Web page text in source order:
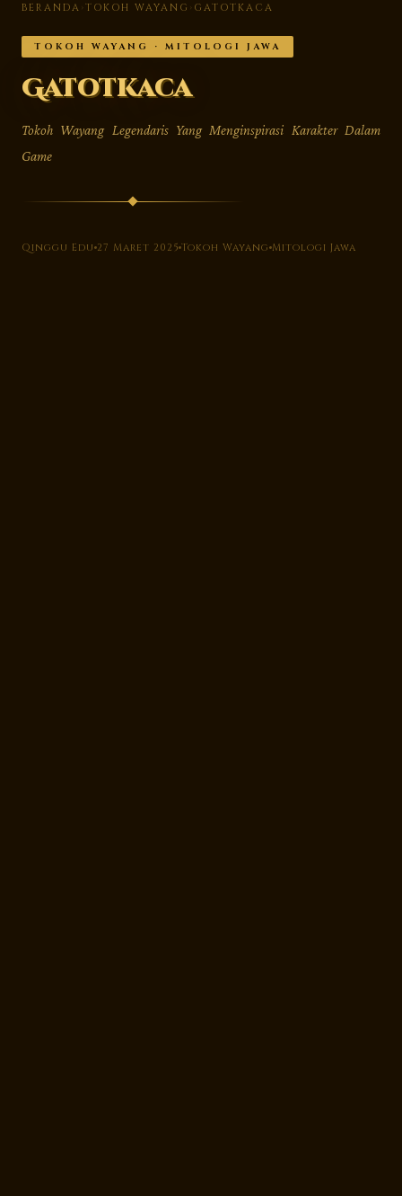
BERANDA ›TOKOH WAYANG › GATOTKACA
TOKOH WAYANG · MITOLOGI JAWA
Gatotkaca
Tokoh Wayang Legendaris Yang Menginspirasi Karakter Dalam
Game
Qinggu Edu 27 Maret 2025 Tokoh Wayang Mitologi Jawa